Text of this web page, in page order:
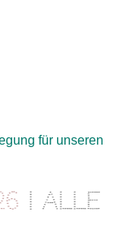
für unseren
Alle